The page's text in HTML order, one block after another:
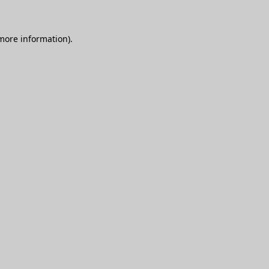
information).